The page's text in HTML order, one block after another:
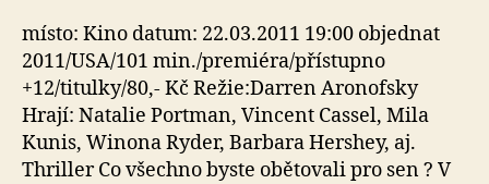
s
o
místo: Kino datum: 22.03.2011 19:00 objednat
2011/USA/101 min./premiéra/přístupno
+12/titulky/80,- Kč Režie:Darren Aronofsky
Hrají: Natalie Portman, Vincent Cassel, Mila
Kunis, Winona Ryder, Barbara Hershey, aj.
Thriller Co všechno byste obětovali pro sen ? V